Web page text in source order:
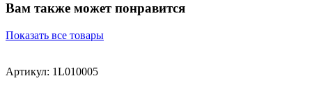
Вам также может понравится
Показать все товары
Артикул: 1L010005